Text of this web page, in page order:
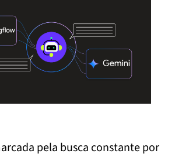
pela busca constante por